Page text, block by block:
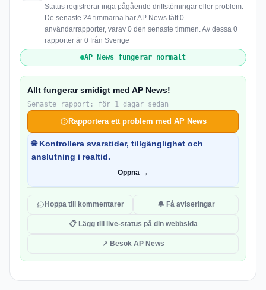
Status registrerar inga pågående driftstörningar eller problem.
De senaste 24 timmarna har AP News fått 0
användarrapporter, varav 0 den senaste timmen. Av dessa 0
rapporter är 0 från Sverige
AP News fungerar normalt
Allt fungerar smidigt med AP News!
Senaste rapport: för 1 dagar sedan
Rapportera ett problem med AP News
🌐 Kontrollera svarstider, tillgänglighet och
anslutning i realtid.
Öppna →
Hoppa till kommentarer 🔔 Få aviseringar
📋 Lägg till live-status på din webbsida
↗ Besök AP News